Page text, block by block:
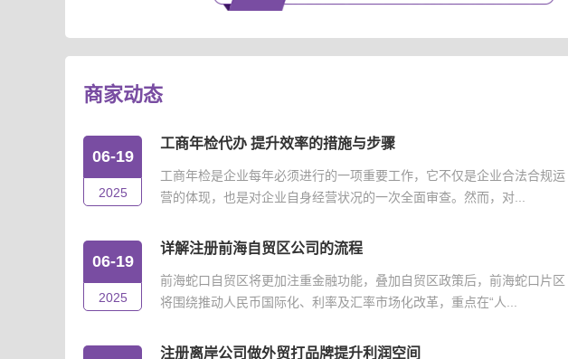
商家动态
06-19
2025
工商年检代办 提升效率的措施与步骤
工商年检是企业每年必须进行的一项重要工作，它不仅是企业合法合规运
营的体现，也是对企业自身经营状况的一次全面审查。然而，对...
06-19
2025
详解注册前海自贸区公司的流程
前海蛇口自贸区将更加注重金融功能，叠加自贸区政策后，前海蛇口片区
将围绕推动人民币国际化、利率及汇率市场化改革，重点在“人...
注册离岸公司做外贸打品牌提升利润空间